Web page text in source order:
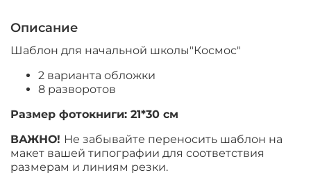
Описание
Шаблон для начальной школы"Космос"
2 варианта обложки
8 разворотов
Размер фотокниги: 21*30 см
ВАЖНО! Не забывайте переносить шаблон на
макет вашей типографии для соответствия
размерам и линиям резки.